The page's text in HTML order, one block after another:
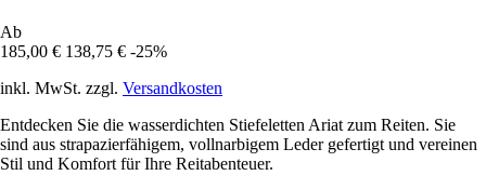
Ab
185,00 € 138,75 € -25%
inkl. MwSt. zzgl. Versandkosten
Entdecken Sie die wasserdichten Stiefeletten Ariat zum Reiten. Sie
sind aus strapazierfähigem, vollnarbigem Leder gefertigt und vereinen
Stil und Komfort für Ihre Reitabenteuer.